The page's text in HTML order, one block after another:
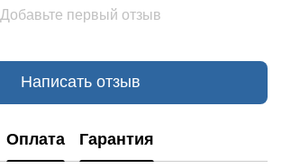
Добавьте первый отзыв
Написать отзыв
Оплата Гарантия